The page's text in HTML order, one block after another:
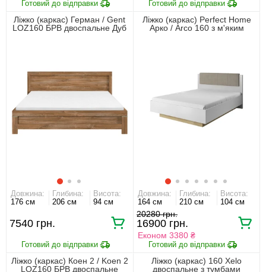
Ліжко (каркас) Герман / Gent
LOZ160 БРВ двоспальне Дуб
Довжина:
176 см
Глибина:
206 см
Висота:
94 см
7540 грн.
Ліжко (каркас) Perfect Home
Арко / Arco 160 з м'яким
Довжина:
164 см
Глибина:
210 см
Висота:
104 см
20280 грн.
16900 грн.
Економ 3380 ₴
Ліжко (каркас) Коен 2 / Koen 2
LOZ160 БРВ двоспальне
Ліжко (каркас) 160 Xelo
двоспальне з тумбами